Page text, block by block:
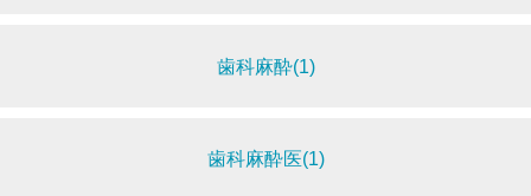
歯科麻酔(1)
歯科麻酔医(1)